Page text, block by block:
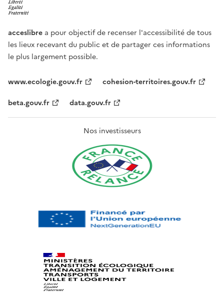
acceslibre a pour objectif de recenser l'accessibilité de tous
les lieux recevant du public et de partager ces informations
le plus largement possible.
www.ecologie.gouv.fr
cohesion-territoires.gouv.fr
beta.gouv.fr
data.gouv.fr
Nos investisseurs